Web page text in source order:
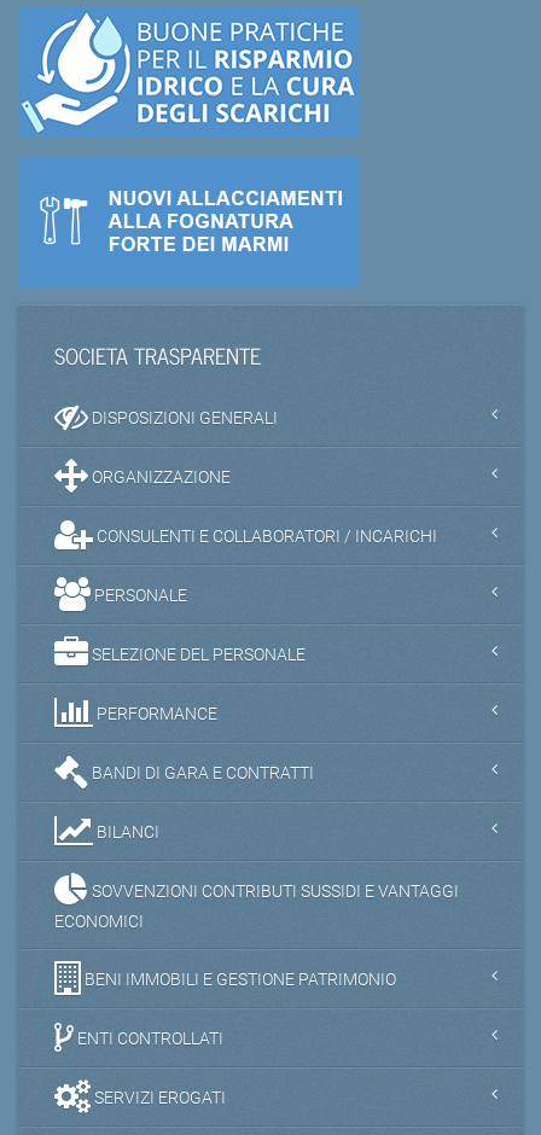
SOCIETA TRASPARENTE
DISPOSIZIONI GENERALI
ORGANIZZAZIONE
CONSULENTI E COLLABORATORI / INCARICHI
PERSONALE
SELEZIONE DEL PERSONALE
PERFORMANCE
BANDI DI GARA E CONTRATTI
BILANCI
SOVVENZIONI CONTRIBUTI SUSSIDI E VANTAGGI
ECONOMICI
BENI IMMOBILI E GESTIONE PATRIMONIO
ENTI CONTROLLATI
SERVIZI EROGATI